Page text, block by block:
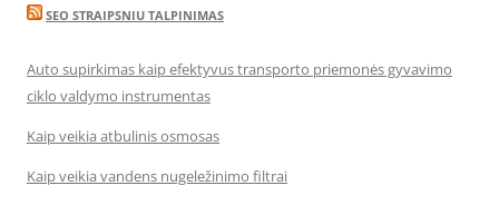
SEO STRAIPSNIU TALPINIMAS
Auto supirkimas kaip efektyvus transporto priemonės gyvavimo
ciklo valdymo instrumentas
Kaip veikia atbulinis osmosas
Kaip veikia vandens nugeležinimo filtrai